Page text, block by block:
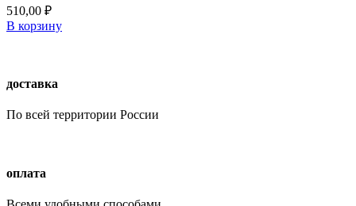
510,00 ₽
В корзину
доставка
По всей территории России
оплата